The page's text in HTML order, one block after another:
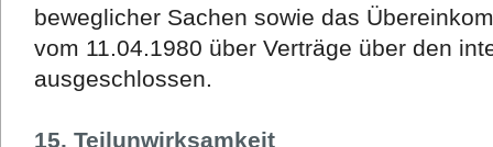
beweglicher Sachen sowie das
vom 11.04.1980 über Verträge über den
ausgeschlossen.
15. Teilunwirksamkeit